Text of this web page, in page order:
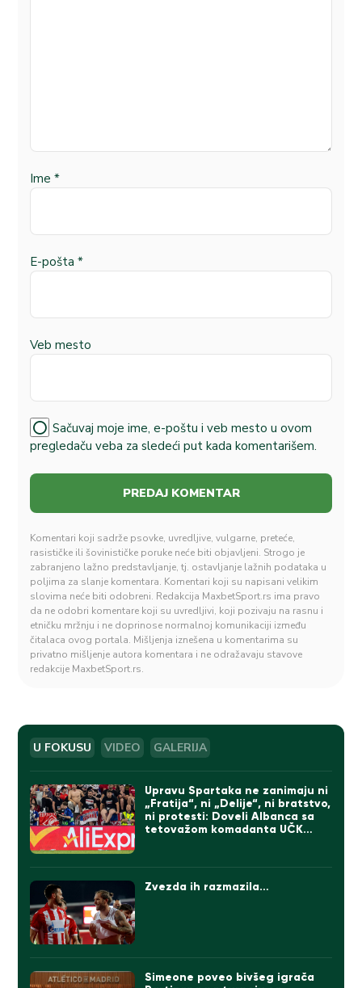
Ime *
E-pošta *
Veb mesto
Sačuvaj moje ime, e-poštu i veb mesto u ovom
pregledaču veba za sledeći put kada komentarišem.
Komentari koji sadrže psovke, uvredljive, vulgarne, preteće,
rasističke ili šovinističke poruke neće biti objavljeni. Strogo je
zabranjeno lažno predstavljanje, tj. ostavljanje lažnih podataka u
poljima za slanje komentara. Komentari koji su napisani velikim
slovima neće biti odobreni. Redakcija MaxbetSport.rs ima pravo
da ne odobri komentare koji su uvredljivi, koji pozivaju na rasnu i
etničku mržnju i ne doprinose normalnoj komunikaciji između
čitalaca ovog portala. Mišljenja iznešena u komentarima su
privatno mišljenje autora komentara i ne odražavaju stavove
redakcije MaxbetSport.rs.
U FOKUSU VIDEO GALERIJA
Upravu Spartaka ne zanimaju ni
„Fratija“, ni „Delije“, ni bratstvo,
ni protesti: Doveli Albanca sa
tetovažom komadanta UČK
Zvezda ih razmazila…
Simeone poveo bivšeg igrača